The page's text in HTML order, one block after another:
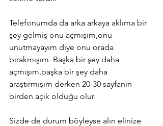
Telefonumda da arka arkaya aklıma bir
şey gelmiş onu açmışım,onu
unutmayayım diye onu orada
bırakmışım. Başka bir şey daha
açmışım,başka bir şey daha
araştırmışım derken 20-30 sayfanın
birden açık olduğu olur.
Sizde de durum böyleyse alın elinize